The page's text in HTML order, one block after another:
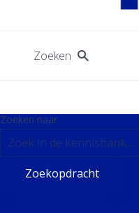
Zoeken
Zoeken naar
Zoekopdracht